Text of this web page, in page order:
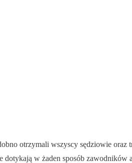
otrzymali wszyscy sędziowie
w żaden sposób zawodników